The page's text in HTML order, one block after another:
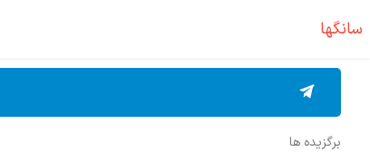
سانگها
برگزیده ها